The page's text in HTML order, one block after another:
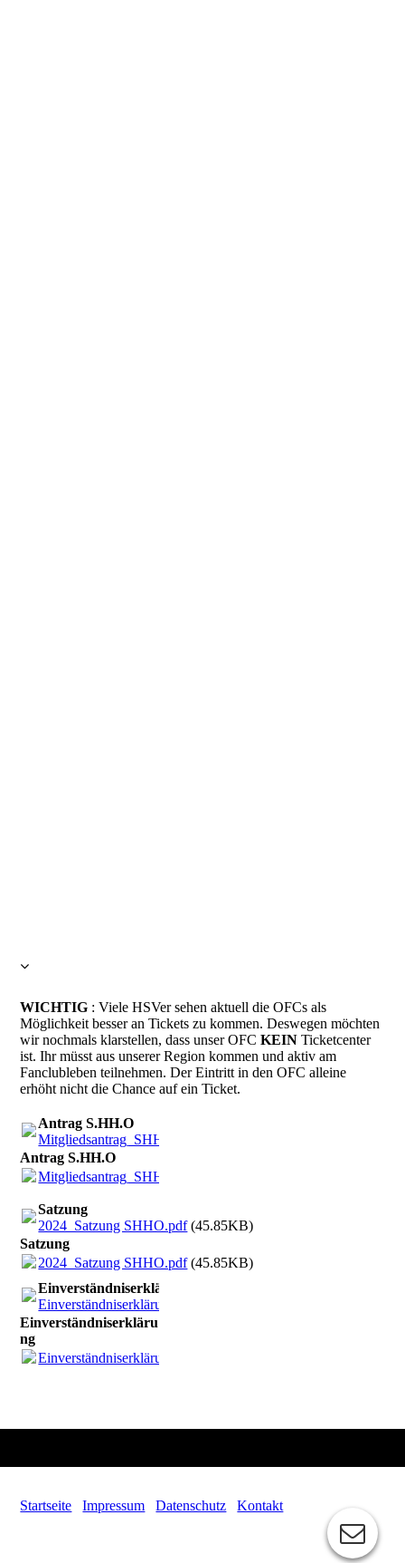
WICHTIG : Viele HSVer sehen aktuell die OFCs als
Möglichkeit besser an Tickets zu kommen. Deswegen möchten
wir nochmals klarstellen, dass unser OFCKEIN Ticketcenter
ist. Ihr müsst aus unserer Region kommen und aktiv am
Fanclubleben teilnehmen. Der Eintritt in den OFC alleine
erhöht nicht die Chance auf ein Ticket.
Antrag S.HH.O
Mitgliedsantrag_SHHO.pdf
Antrag S.HH.O
Mitgliedsantrag_SHHO.pdf
Satzung
2024_Satzung SHHO.pdf(45.85KB)
Satzung
2024_Satzung SHHO.pdf(45.85KB)
Einverständniserklärung
Einverständniserklärung_Foto_Film.pdf
Einverständniserkläru
ng
Einverständniserklärung_Foto_Film.pdf
Startseite Impressum Datenschutz Kontakt